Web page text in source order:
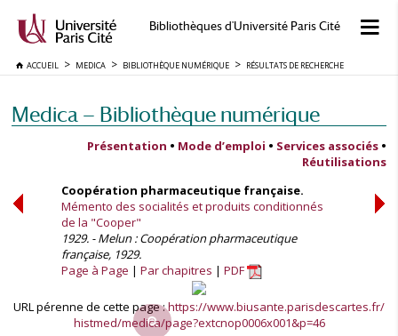
Bibliothèques d'Université Paris Cité
ACCUEIL MEDICA BIBLIOTHÈQUE NUMÉRIQUE RÉSULTATS DE RECHERCHE
Medica — Bibliothèque numérique
Présentation • Mode d’emploi • Services associés •
Réutilisations
Coopération pharmaceutique française.
Mémento des socialités et produits conditionnés
de la "Cooper"
1929. - Melun : Coopération pharmaceutique
française, 1929.
Page à Page
Par chapitres PDF
URL pérenne de cette page :https://www.biusante.parisdescartes.fr/
histmed/medica/page?extcnop0006x001&p=46